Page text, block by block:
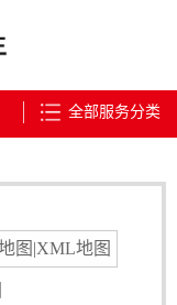
全部服务分类
图 |XML地图